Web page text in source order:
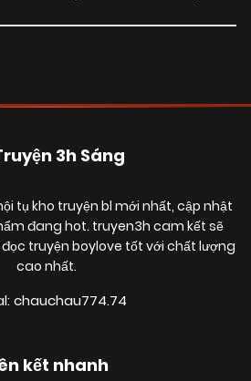
3h Sáng
tụ kho truyện bl mới nhất, cập nhật
đang hot. truyen3h cam kết sẽ
truyện boylove tốt với chất lượng
cao nhất.
chauchau774.74
kết nhanh